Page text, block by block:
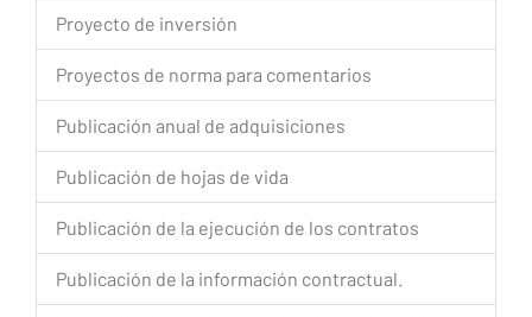
Proyecto de inversión
Proyectos de norma para comentarios
Publicación anual de adquisiciones
Publicación de hojas de vida
Publicación de la ejecución de los contratos
Publicación de la información contractual.